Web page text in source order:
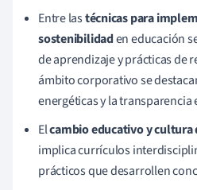
Entre lastécnicas para
sostenibilidaden educación
de aprendizaje y prácticas de
ámbito corporativo se
energéticas y la transparencia
Elcambio educativo y
implica currículos
prácticos que desarrollen